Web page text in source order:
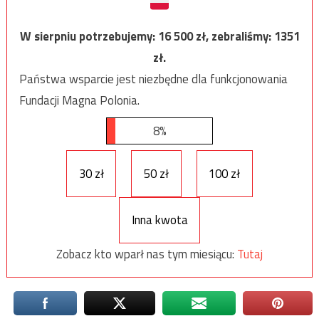
W sierpniu potrzebujemy:16 500zł, zebraliśmy:1351
zł.
Państwa wsparcie jest niezbędne dla funkcjonowania
Fundacji Magna Polonia.
8%
30 zł 50 zł 100 zł
Inna kwota
Zobacz kto wparł nas tym miesiącu: Tutaj